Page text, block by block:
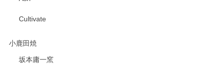
Cultivate
小鹿田焼
坂本庸一窯